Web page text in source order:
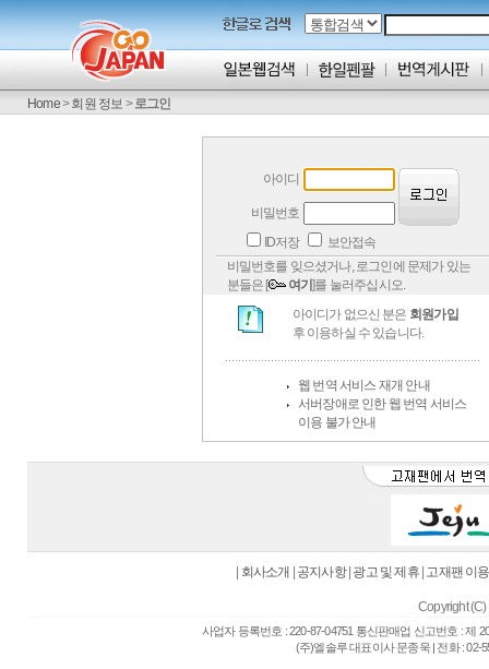
Home>회원 정보 >로그인
아이디
비밀번호
ID저장
보안접속
비밀번호를 잊으셨거나, 로그인에 문제가 있는
분들은 [
여기]를 눌러주십시오.
아이디가 없으신 분은 회원가입
후 이용하실 수 있습니다.
웹 번역 서비스 재개 안내
서버장애로 인한 웹 번역 서비스
이용 불가 안내
회사소개 공지사항| 광고 및 제휴| 고재팬 이
Copyright (C)
사업자 등록번호 : 220-87-04751 통신판매업 신고번호 : 제
(주)엘솔루 대표이사 문종욱 | 전화 : 02-